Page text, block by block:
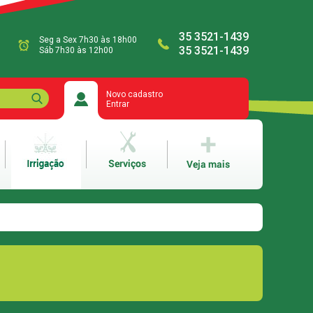
Seg a Sex 7h30 às 18h00
Sáb 7h30 às 12h00
35 3521-1439
35 3521-1439
Novo cadastro
Entrar